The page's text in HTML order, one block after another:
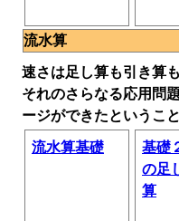
流水算
速さは足し算も引き算も
それのさらなる応用問
ージができたということ
流水算基礎
基礎
の足
算